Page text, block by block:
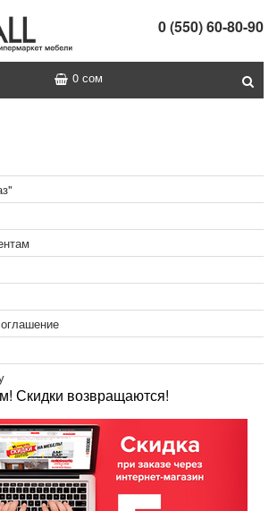
0 (550) 60-80-90
0 сом
Скидки возвращаются!